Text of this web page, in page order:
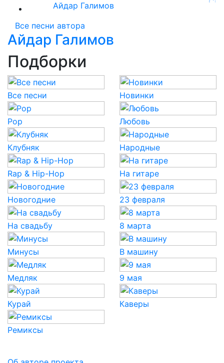
Айдар Галимов
Все песни автора
Айдар Галимов
Подборки
Все песни Новинки
Pop Любовь
Клубняк Народные
Rap & Hip-Hop На гитаре
Новогодние 23 февраля
На свадьбу 8 марта
Минусы В машину
Медляк 9 мая
Курай Каверы
Ремиксы